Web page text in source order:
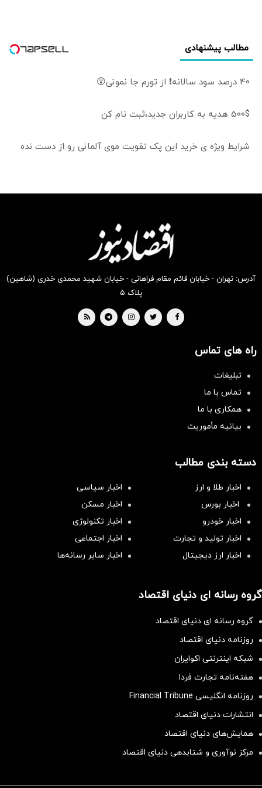
مطالب پیشنهادی
40 درصد سود سالانه❗ از تورم جا نمونی😲
500$ هدیه به کاربران جدید،ثبت نام کن
شرایط ویژه ی خرید این پک تقویت موی آلمانی رو از دست نده
آدرس: تهران - خیابان قائم مقام فراهانی - خیابان شهید محمدی خدری (شاهین)
پلاک ۵
راه های تماس
تبلیغات
تماس با ما
همکاری با ما
بیانیه مأموریت
دسته بندی مطالب
اخبار طلا و ارز
اخبار سیاسی
اخبار بورس
اخبار مسکن
اخبار خودرو
اخبار تکنولوژی
اخبار تولید و تجارت
اخبار اجتماعی
اخبار ارز دیجیتال
اخبار سایر رسانه‌‌ها
گروه رسانه ای دنیای اقتصاد
گروه رسانه ای دنیای اقتصاد
روزنامه دنیای اقتصاد
شبکه اینترنتی اکوایران
هفته‌نامه تجارت فردا
روزنامه انگلیسی Financial Tribune
انتشارات دنیای اقتصاد
همایش‌های دنیای اقتصاد
مرکز نوآوری و شتابدهی دنیای اقتصاد